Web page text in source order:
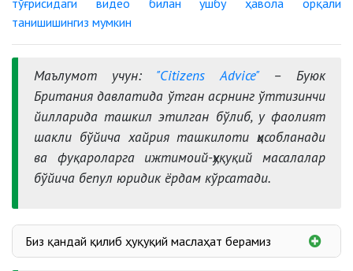
тўғрисидаги видео билан ушбу ҳавола орқали
танишишингиз мумкин
Маълумот учун: "Citizens Advice"– Буюк
Британия давлатида ўтган асрнинг ўттизинчи
йилларида ташкил этилган бўлиб, у фаолият
шакли бўйича хайрия ташкилоти ҳисобланади
ва фуқароларга ижтимоий-ҳуқуқий масалалар
бўйича бепул юридик ёрдам кўрсатади.
Биз қандай қилиб ҳуқуқий маслаҳат берамиз